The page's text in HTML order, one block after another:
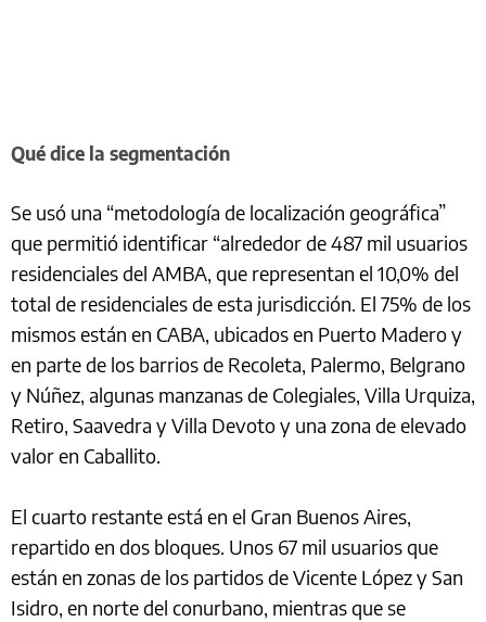
Qué dice la segmentación
Se usó una “metodología de localización geográfica”
que permitió identificar “alrededor de 487 mil usuarios
residenciales del AMBA, que representan el 10,0% del
total de residenciales de esta jurisdicción. El 75% de los
mismos están en CABA, ubicados en Puerto Madero y
en parte de los barrios de Recoleta, Palermo, Belgrano
y Núñez, algunas manzanas de Colegiales, Villa Urquiza,
Retiro, Saavedra y Villa Devoto y una zona de elevado
valor en Caballito.
El cuarto restante está en el Gran Buenos Aires,
repartido en dos bloques. Unos 67 mil usuarios que
están en zonas de los partidos de Vicente López y San
Isidro, en norte del conurbano, mientras que se